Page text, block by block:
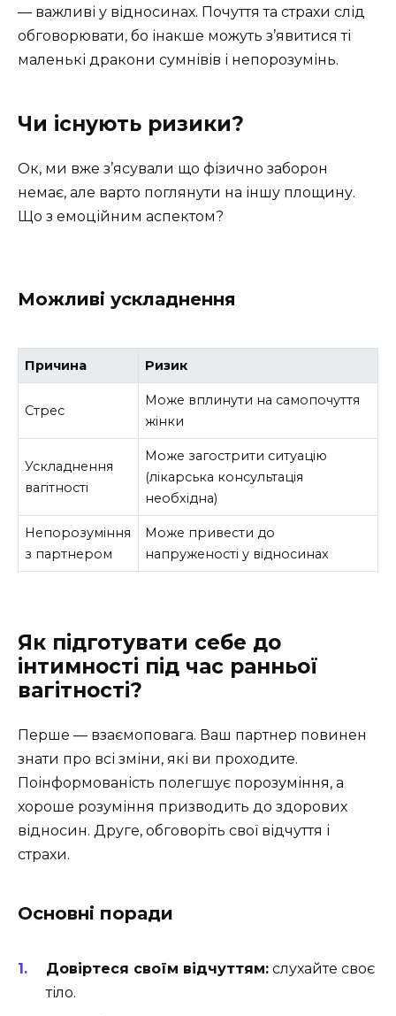
— важливі у відносинах. Почуття та страхи слід
обговорювати, бо інакше можуть з’явитися ті
маленькі дракони сумнівів і непорозумінь.
Чи існують ризики?
Ок, ми вже з’ясували що фізично заборон
немає, але варто поглянути на іншу площину.
Що з емоційним аспектом?
Можливі ускладнення
Причина Ризик
Стрес
Може вплинути на самопочуття
жінки
Ускладнення
вагітності
Може загострити ситуацію
(лікарська консультація
необхідна)
Непорозуміння
з партнером
Може привести до
напруженості у відносинах
Як підготувати себе до
інтимності під час ранньої
вагітності?
Перше — взаємоповага. Ваш партнер повинен
знати про всі зміни, які ви проходите.
Поінформованість полегшує порозуміння, а
хороше розуміння призводить до здорових
відносин. Друге, обговоріть свої відчуття і
страхи.
Основні поради
Довіртеся своїм відчуттям: слухайте своє
тіло.